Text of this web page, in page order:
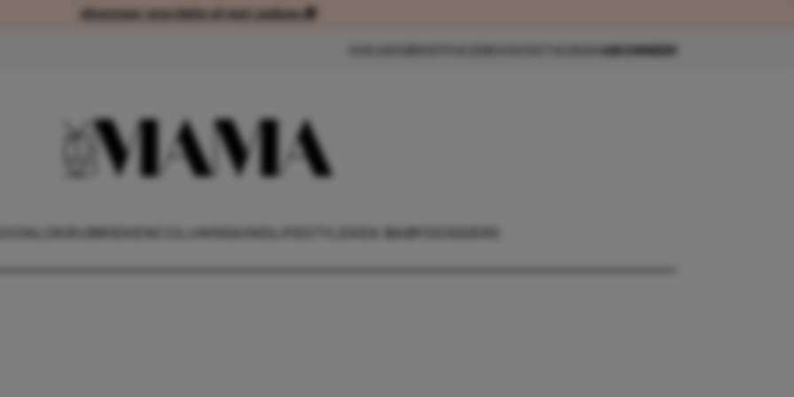
Abonneer voordelig of met cadeau 🎁Abonneer voordelig of met cadeau 🎁
ABONNEER